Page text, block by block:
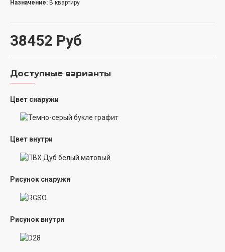
38452 Руб
Назначение: В квартиру
Доступные варианты
Цвет снаружи
Цвет внутри
Рисунок снаружи
Рисунок внутри